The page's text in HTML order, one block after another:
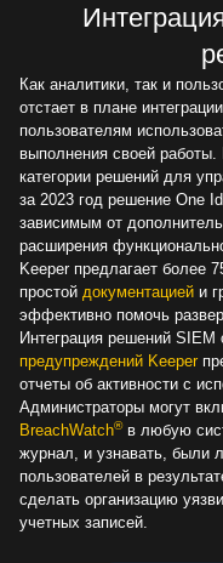
Как аналитики, так и
отстает в плане
пользователям
выполнения своей
категории решений для
за 2023 год решение One
зависимым от
расширения
Keeper предлагает более
простой документацией и
эффективно помочь
Интеграция решений SIEM
предупреждений Keeper
отчеты об активности с
Администраторы могут
BreachWatch®в любую
журнал, и узнавать, были
пользователей в
сделать организацию
учетных записей.